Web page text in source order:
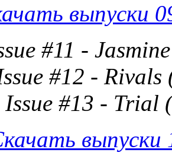
выпуски
#11 -
#12 -
Issue #13 - Trial
выпуски